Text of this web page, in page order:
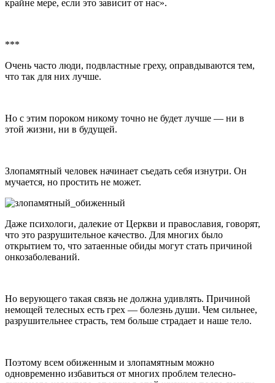
крайне мере, если это зависит от нас .
***
Очень часто люди, подвластные греху, оправдываются тем,
что так для них лучше.
Но с этим пороком никому точно не будет лучше — ни в
этой жизни, ни в будущей.
Злопамятный человек начинает съедать себя изнутри. Он
мучается, но простить не может.
Даже психологи, далекие от Церкви и православия, говорят,
что это разрушительное качество. Для многих было
открытием то, что затаенные обиды могут стать причиной
онкозаболеваний.
Но верующего такая связь не должна удивлять. Причиной
немощей телесных есть грех — болезнь души. Чем сильнее,
разрушительнее страсть, тем больше страдает и наше тело.
Поэтому всем обиженным и злопамятным можно
одновременно избавиться от многих проблем телесно-